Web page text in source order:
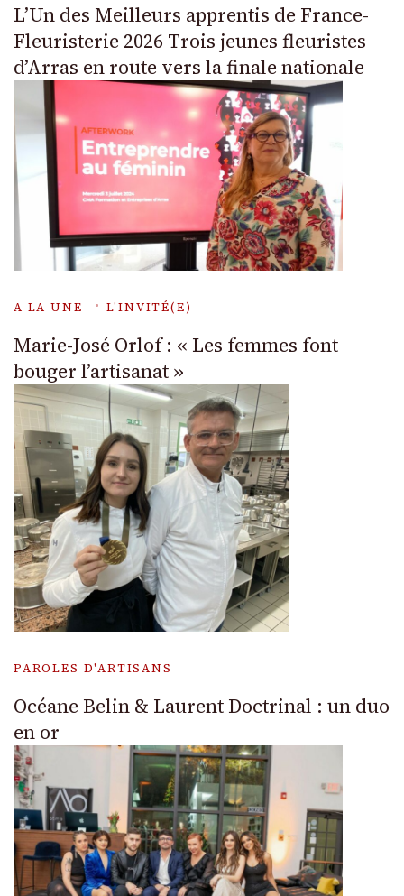
L’Un des Meilleurs apprentis de France-
Fleuristerie 2026 Trois jeunes fleuristes
d’Arras en route vers la finale nationale
A LA UNE L'INVITÉ(E)
Marie-José Orlof : « Les femmes font
bouger l’artisanat »
PAROLES D'ARTISANS
Océane Belin & Laurent Doctrinal : un duo
en or